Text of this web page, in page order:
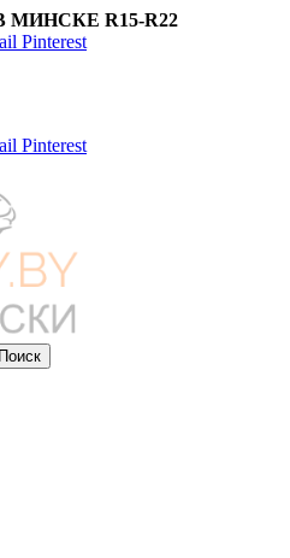
R15-R22
Pinterest
Pinterest
Поиск